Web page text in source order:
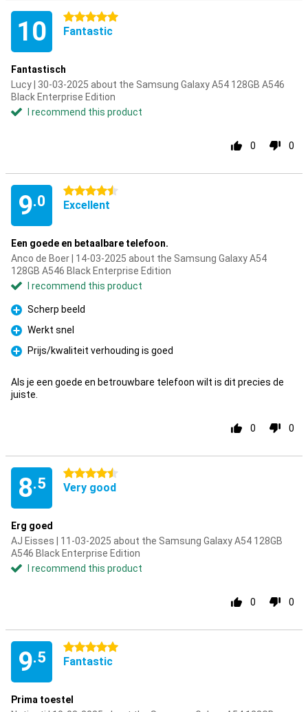
10 5 stars
Fantastic
Fantastisch
Lucy | 30-03-2025 about the Samsung Galaxy A54 128GB A546
Black Enterprise Edition
I recommend this product
0 0
9.0
4.5 stars
Excellent
Een goede en betaalbare telefoon.
Anco de Boer | 14-03-2025 about the Samsung Galaxy A54
128GB A546 Black Enterprise Edition
I recommend this product
Pro
Scherp beeld
Pro
Werkt snel
Pro
Prijs/kwaliteit verhouding is goed
Als je een goede en betrouwbare telefoon wilt is dit precies de
juiste.
0 0
8.5
4.5 stars
Very good
Erg goed
AJ Eisses | 11-03-2025 about the Samsung Galaxy A54 128GB
A546 Black Enterprise Edition
I recommend this product
0 0
9.5
5 stars
Fantastic
Prima toestel